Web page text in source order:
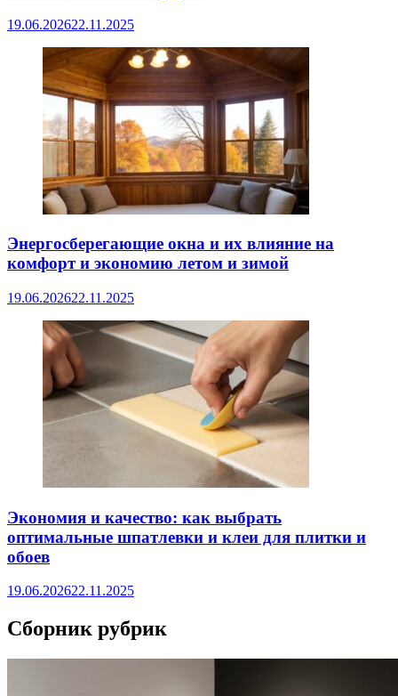
19.06.202622.11.2025
Энергосберегающие окна и их влияние на
комфорт и экономию летом и зимой
19.06.202622.11.2025
Экономия и качество: как выбрать
оптимальные шпатлевки и клеи для плитки и
обоев
19.06.202622.11.2025
Сборник рубрик